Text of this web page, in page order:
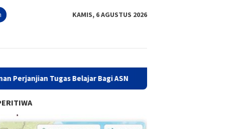
KAMIS, 6 AGUSTUS 2026
Tugas Belajar Bagi ASN Atasi Kejahatan Love Scamming,